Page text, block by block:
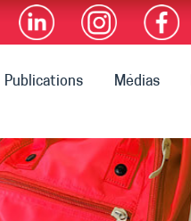
Publications Médias